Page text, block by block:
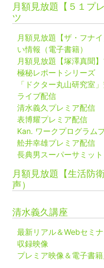
月額見放題【５１プ
ツ
月額見放題【ザ・フナ
い情報（電子書籍）
月額見放題【塚澤真聞
極秘レポートシリーズ
「ドクター丸山研究室
ライブ配信
清水義久プレミア配信
表博耀プレミア配信
Kan. ワークプログラム
舩井幸雄プレミア配信
長典男スーパーサミット
月額見放題【生活防
声）
清水義久講座
最新リアル＆Webセミ
収録映像
プレミア映像＆電子書